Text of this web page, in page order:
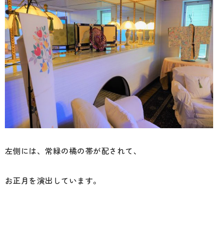
左側には、常緑の橘の帯が配されて、
お正月を演出しています。